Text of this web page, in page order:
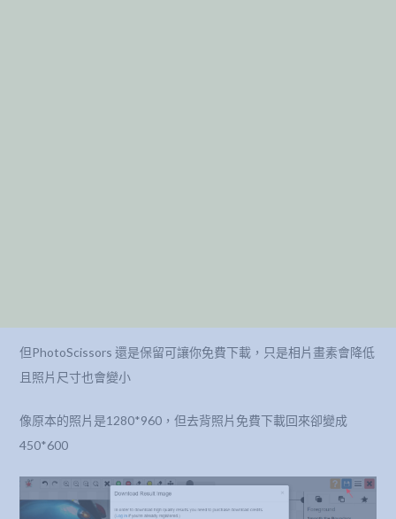
但PhotoScissors 還是保留可讓你免費下載，只是相片畫素會降低
且照片尺寸也會變小
像原本的照片是1280*960，但去背照片免費下載回來卻變成
450*600